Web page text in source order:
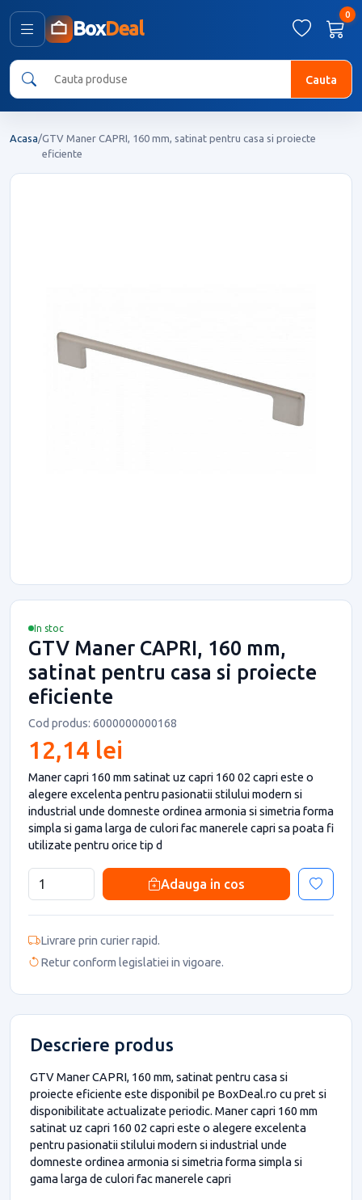
BoxDeal
0
Cauta
Acasa/GTV Maner CAPRI, 160 mm, satinat pentru casa si proiecte
eficiente
In stoc
GTV Maner CAPRI, 160 mm,
satinat pentru casa si proiecte
eficiente
Cod produs: 6000000000168
12,14 lei
Maner capri 160 mm satinat uz capri 160 02 capri este o
alegere excelenta pentru pasionatii stilului modern si
industrial unde domneste ordinea armonia si simetria forma
simpla si gama larga de culori fac manerele capri sa poata fi
utilizate pentru orice tip d
Adauga in cos
Livrare prin curier rapid.
Retur conform legislatiei in vigoare.
Descriere produs
GTV Maner CAPRI, 160 mm, satinat pentru casa si
proiecte eficiente este disponibil pe BoxDeal.ro cu pret si
disponibilitate actualizate periodic. Maner capri 160 mm
satinat uz capri 160 02 capri este o alegere excelenta
pentru pasionatii stilului modern si industrial unde
domneste ordinea armonia si simetria forma simpla si
gama larga de culori fac manerele capri